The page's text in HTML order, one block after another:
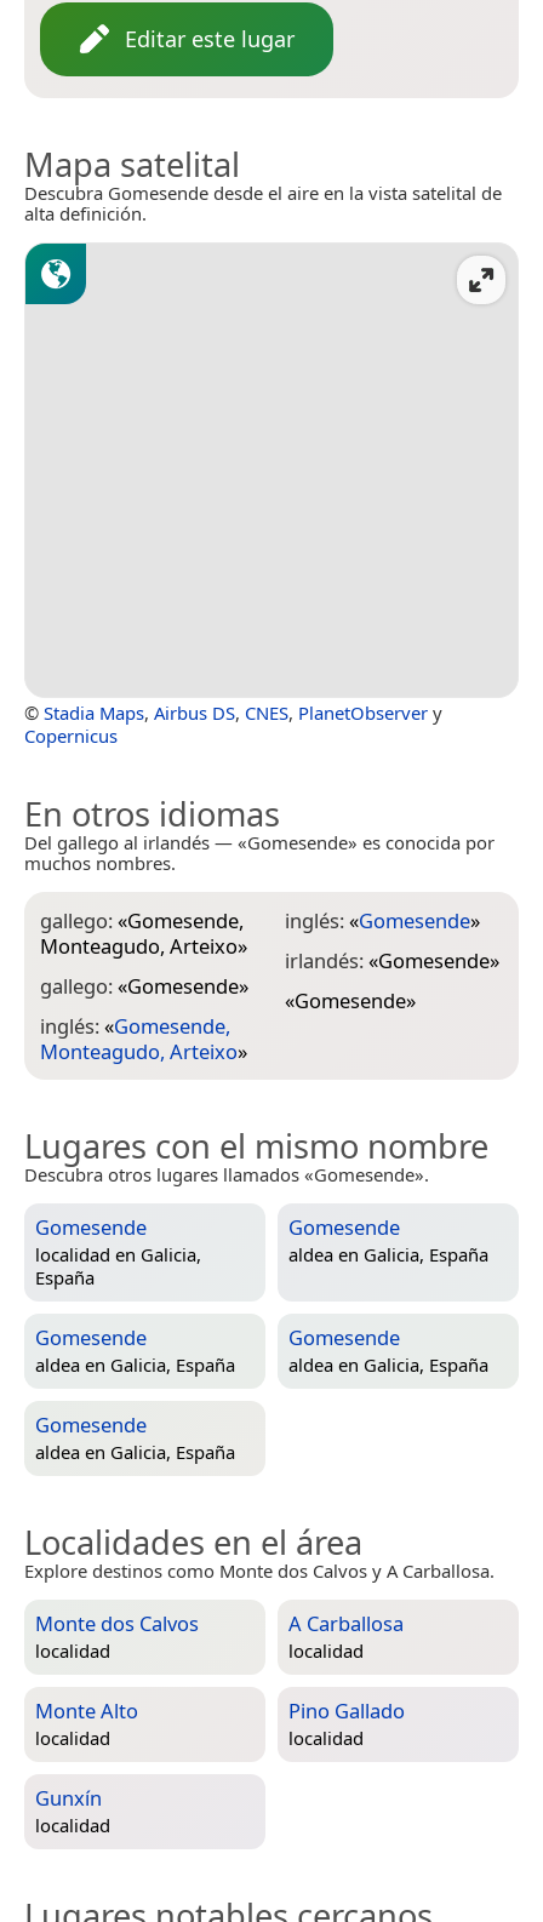
Editar este lugar
Mapa satelital
Descubra Gomesende desde el aire en la vista satelital de
alta definición.
© Stadia Maps, Airbus DS, CNES, PlanetObserver y
Copernicus
En otros idiomas
Del gallego al irlandés — «Gomesende» es conocida por
muchos nombres.
gallego:«Gomesende,
Monteagudo, Arteixo»
gallego:«Gomesende»
inglés:«Gomesende,
Monteagudo, Arteixo»
inglés:«Gomesende»
irlandés:«Gomesende»
«Gomesende»
Lugares con el mismo nombre
Descubra otros lugares llamados «Gomesende».
Gomesende
localidad en Galicia,
España
Gomesende
aldea en Galicia, España
Gomesende
aldea en Galicia, España
Gomesende
aldea en Galicia, España
Gomesende
aldea en Galicia, España
Localidades en el área
Explore destinos como Monte dos Calvos y A Carballosa.
Monte dos Calvos
localidad
A Carballosa
localidad
Monte Alto
localidad
Pino Gallado
localidad
Gunxín
localidad